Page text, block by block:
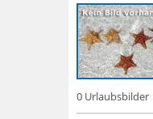
0 Urlaubsbilder